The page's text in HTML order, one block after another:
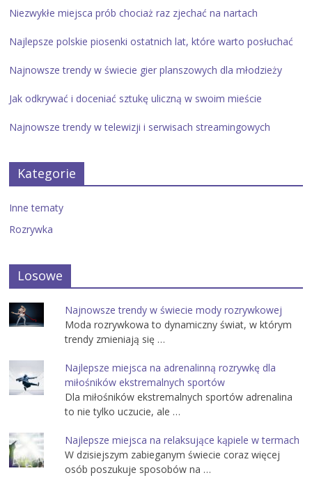
Niezwykłe miejsca prób chociaż raz zjechać na nartach
Najlepsze polskie piosenki ostatnich lat, które warto posłuchać
Najnowsze trendy w świecie gier planszowych dla młodzieży
Jak odkrywać i doceniać sztukę uliczną w swoim mieście
Najnowsze trendy w telewizji i serwisach streamingowych
Kategorie
Inne tematy
Rozrywka
Losowe
Najnowsze trendy w świecie mody rozrywkowej
Moda rozrywkowa to dynamiczny świat, w którym
trendy zmieniają się …
Najlepsze miejsca na adrenalinną rozrywkę dla
miłośników ekstremalnych sportów
Dla miłośników ekstremalnych sportów adrenalina
to nie tylko uczucie, ale …
Najlepsze miejsca na relaksujące kąpiele w termach
W dzisiejszym zabieganym świecie coraz więcej
osób poszukuje sposobów na …